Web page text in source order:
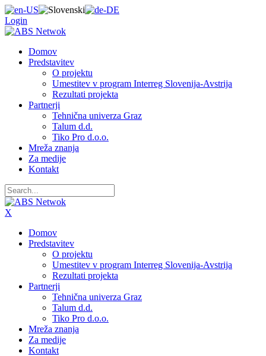
Login
Domov
Predstavitev
O projektu
Umestitev v program Interreg Slovenija-Avstrija
Rezultati projekta
Partnerji
Tehnična univerza Graz
Talum d.d.
Tiko Pro d.o.o.
Mreža znanja
Za medije
Kontakt
X
Domov
Predstavitev
O projektu
Umestitev v program Interreg Slovenija-Avstrija
Rezultati projekta
Partnerji
Tehnična univerza Graz
Talum d.d.
Tiko Pro d.o.o.
Mreža znanja
Za medije
Kontakt